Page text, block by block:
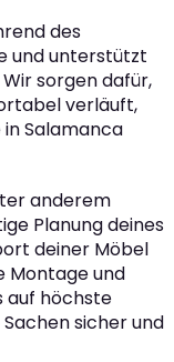
des
und unterstützt
sorgen dafür,
verläuft,
in Salamanca
anderem
Planung deines
deiner Möbel
Montage und
auf höchste
sicher und